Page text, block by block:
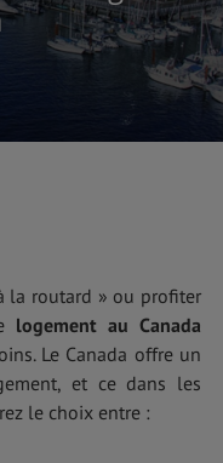
la routard » ou profiter
logement au Canada
Le Canada offre un
et ce dans les
le choix entre :